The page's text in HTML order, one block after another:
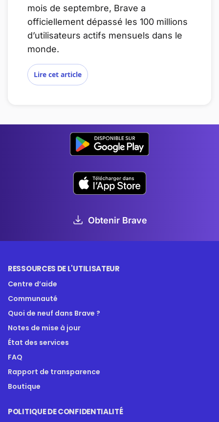
mois de septembre, Brave a
officiellement dépassé les 100 millions
d’utilisateurs actifs mensuels dans le
monde.
Lire cet article
Obtenir Brave
RESSOURCES DE L'UTILISATEUR
Centre d’aide
Communauté
Quoi de neuf dans Brave ?
Notes de mise à jour
État des services
FAQ
Rapport de transparence
Boutique
POLITIQUE DE CONFIDENTIALITÉ